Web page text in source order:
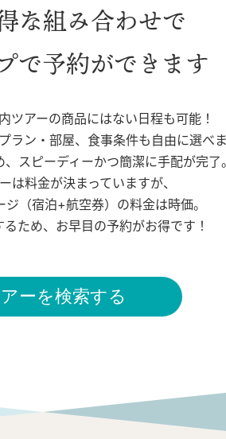
な組み合わせで
で予約ができます
ツアーの商品にはない日程も可能！
ラン・部屋、食事条件も自由に選べま
スピーディーかつ簡潔に手配が完了。
は料金が決まっていますが、
（宿泊+航空券）の料金は時価。
ため、お早目の予約がお得です！
ーを検索する